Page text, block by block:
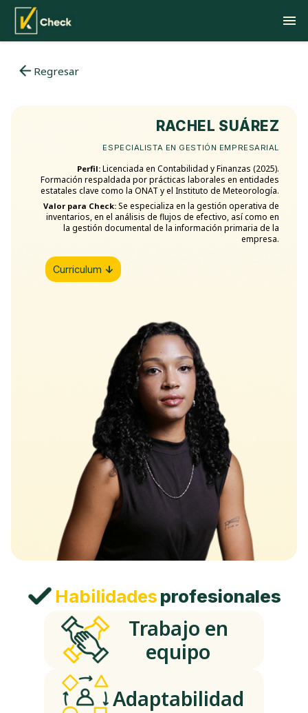
Regresar
Curriculum ↓
RACHEL SUÁREZ
ESPECIALISTA EN GESTIÓN EMPRESARIAL
Perfil: Licenciada en Contabilidad y Finanzas (2025).
Formación respaldada por prácticas laborales en entidades
estatales clave como la ONAT y el Instituto de Meteorología.
Valor para Check: Se especializa en la gestión operativa de
inventarios, en el análisis de flujos de efectivo, así como en
la gestión documental de la información primaria de la
empresa.
Habilidadesprofesionales
Trabajo en
equipo
Adaptabilidad